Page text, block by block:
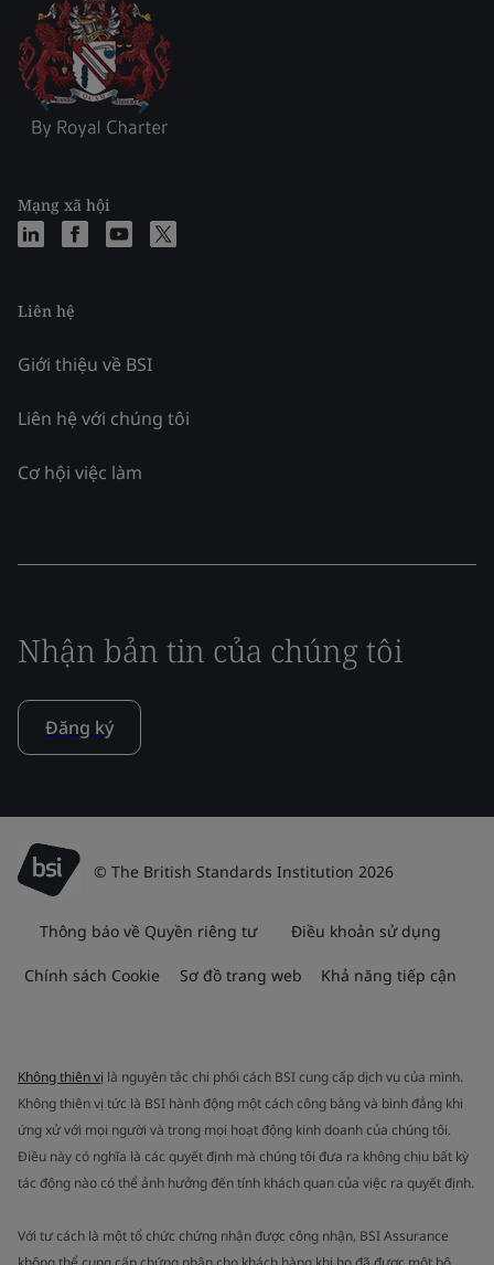
Mạng xã hội
Liên hệ
Giới thiệu về BSI
Liên hệ với chúng tôi
Cơ hội việc làm
Nhận bản tin của chúng tôi
Đăng ký
© The British Standards Institution 2026
Thông báo về Quyền riêng tư Điều khoản sử dụng
Chính sách Cookie Sơ đồ trang web Khả năng tiếp cận
Không thiên vị là nguyên tắc chi phối cách BSI cung cấp dịch vụ của mình.
Không thiên vị tức là BSI hành động một cách công bằng và bình đẳng khi
ứng xử với mọi người và trong mọi hoạt động kinh doanh của chúng tôi.
Điều này có nghĩa là các quyết định mà chúng tôi đưa ra không chịu bất kỳ
tác động nào có thể ảnh hưởng đến tính khách quan của việc ra quyết định.
Với tư cách là một tổ chức chứng nhận được công nhận, BSI Assurance